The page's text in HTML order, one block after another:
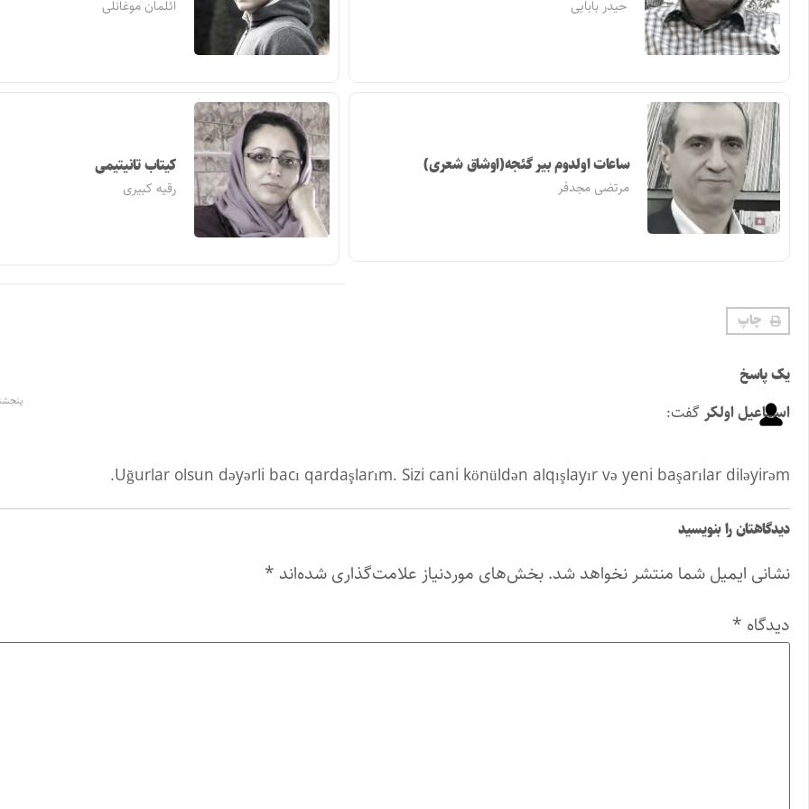
حیدر بابایی ائلمان موغانلی
ساعات اولدوم بیر گئجه(اوشاق شعری)
مرتضی مجدفر
کیتاب تانیتیمی
رقیه کبیری
چاپ
یک پاسخ
اسماعیل اولکر گفت: پنجشنبه ۳۰ خرداد
Uğurlar olsun dəyərli bacı qardaşlarım. Sizi cani könüldən alqışlayır və yeni başarılar diləyirəm.
دیدگاهتان را بنویسید
نشانی ایمیل شما منتشر نخواهد شد. بخش‌های موردنیاز علامت‌گذاری شده‌اند *
دیدگاه *